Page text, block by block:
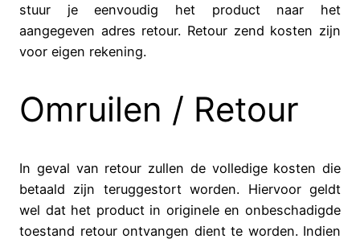
stuur je eenvoudig het product naar het
aangegeven adres retour. Retour zend kosten zijn
voor eigen rekening.
Omruilen / Retour
In geval van retour zullen de volledige kosten die
betaald zijn teruggestort worden. Hiervoor geldt
wel dat het product in originele en onbeschadigde
toestand retour ontvangen dient te worden. Indien